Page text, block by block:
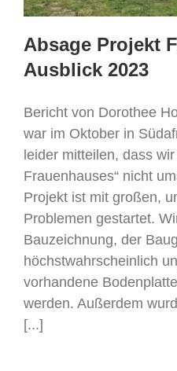
Absage Projekt
Ausblick 2023
Bericht von Dorothee
war im Oktober in
leider mitteilen, dass
Frauenhauses“ nicht
Projekt ist mit großen,
Problemen gestartet.
Bauzeichnung, der
höchstwahrscheinlich
vorhandene
werden. Außerdem
[...]